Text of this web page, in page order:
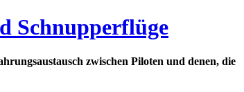
Schnupperflüge
zwischen Piloten und denen, die